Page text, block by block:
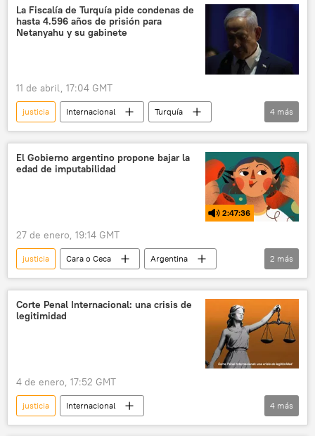
Muere Diego Maradona
La Fiscalía de Turquía pide condenas de
hasta 4.596 años de prisión para
Netanyahu y su gabinete
11 de abril, 17:04 GMT
justicia Internacional
Turquía
Israel
🌍 Oriente Medio
Derecho Internacional
Benjamín Netanyahu
4 más
El Gobierno argentino propone bajar la
edad de imputabilidad
2:47:36
27 de enero, 19:14 GMT
justicia Cara o Ceca
Argentina
sociedad
robo
2 más
Corte Penal Internacional: una crisis de
legitimidad
4 de enero, 17:52 GMT
justicia
Internacional
Corte Penal Internacional (CPI)
política
4 más